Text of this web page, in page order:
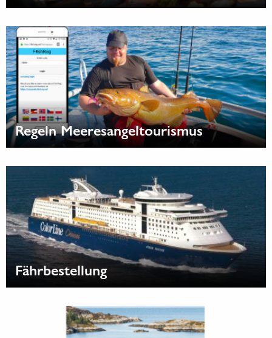
Regeln Meeresangeltourismus
Fährbestellung